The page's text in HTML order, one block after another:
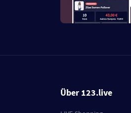
Über 123.live